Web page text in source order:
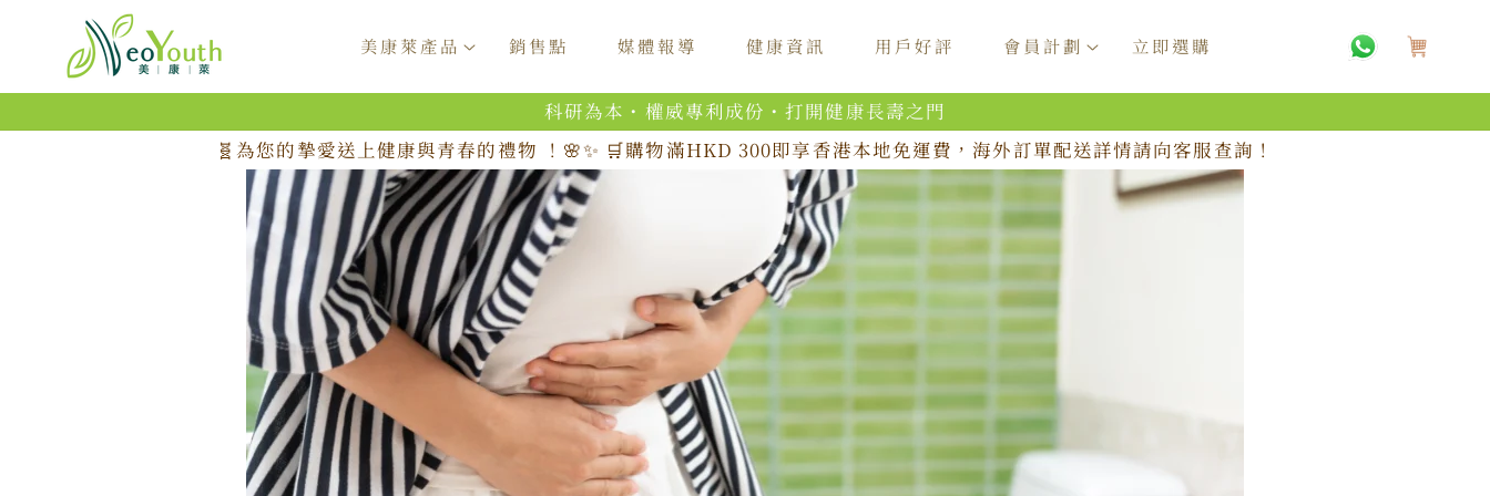
跳至內
美康萊產品 銷售點 媒體報導 健康資訊 用戶好評 會員計劃 立即選購
物
科研為本・權威專利成份・打開健康長壽之門
🧬為您的摯愛送上健康與青春的禮物 ！🌸✨ 🛒購物滿HKD 300即享香港本地免運費，海外訂單配送詳情請向客服查詢！